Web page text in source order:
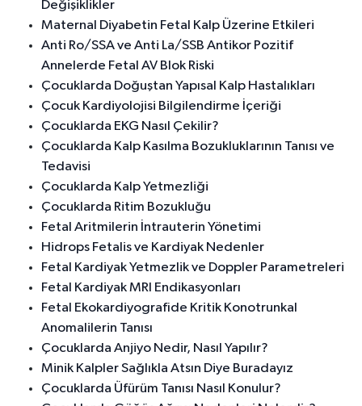
Değişiklikler
Maternal Diyabetin Fetal Kalp Üzerine Etkileri
Anti Ro/SSA ve Anti La/SSB Antikor Pozitif
Annelerde Fetal AV Blok Riski
Çocuklarda Doğuştan Yapısal Kalp Hastalıkları
Çocuk Kardiyolojisi Bilgilendirme İçeriği
Çocuklarda EKG Nasıl Çekilir?
Çocuklarda Kalp Kasılma Bozukluklarının Tanısı ve
Tedavisi
Çocuklarda Kalp Yetmezliği
Çocuklarda Ritim Bozukluğu
Fetal Aritmilerin İntrauterin Yönetimi
Hidrops Fetalis ve Kardiyak Nedenler
Fetal Kardiyak Yetmezlik ve Doppler Parametreleri
Fetal Kardiyak MRI Endikasyonları
Fetal Ekokardiyografide Kritik Konotrunkal
Anomalilerin Tanısı
Çocuklarda Anjiyo Nedir, Nasıl Yapılır?
Minik Kalpler Sağlıkla Atsın Diye Buradayız
Çocuklarda Üfürüm Tanısı Nasıl Konulur?